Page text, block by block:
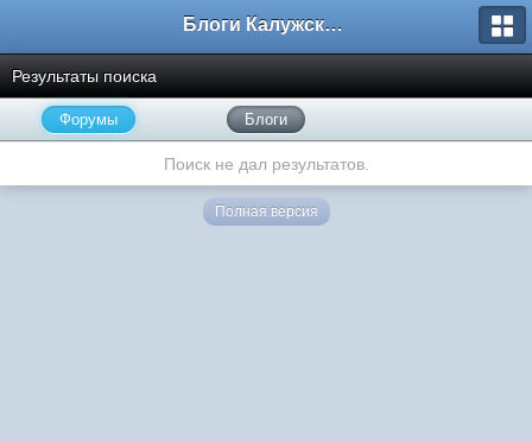
Блоги Калужского перекрестка
Результаты поиска
Форумы Блоги
Поиск не дал результатов.
Полная версия